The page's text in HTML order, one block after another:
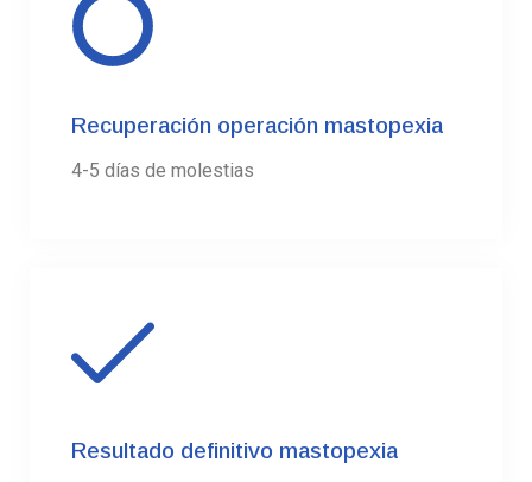
Recuperación operación mastopexia
4-5 días de molestias
Resultado definitivo mastopexia